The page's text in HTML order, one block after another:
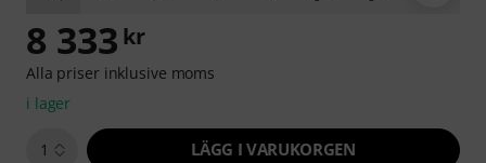
8 333 kr
Alla priser inklusive moms
i lager
1 LÄGG I VARUKORGEN